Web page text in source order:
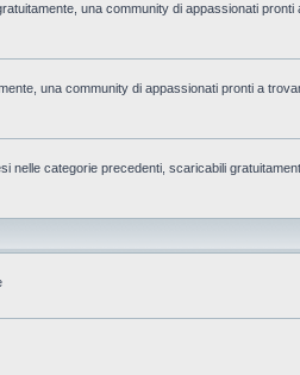
una community di appassionati
una community di appassionati pronti a
nelle categorie precedenti, scaricabili